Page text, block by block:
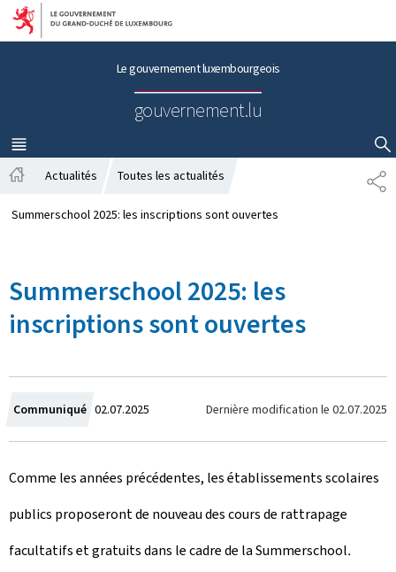
Aller au menu principal
Aller au contenu
Le gouvernement luxembourgeois
gouvernement.lu
MENU
PRINCIPAL
AFFICHER / MASQUER LA RECHERCHE
P
A
c
i
l
Actualités Toutes les actualités
Summerschool 2025: les inscriptions sont ouvertes
Summerschool 2025: les
inscriptions sont ouvertes
Communiqué C
r
é
e
l
02.07.2025 Dernière modification le 02.07.2025
Comme les années précédentes, les établissements scolaires
publics proposeront de nouveau des cours de rattrapage
facultatifs et gratuits dans le cadre de laSummerschool.